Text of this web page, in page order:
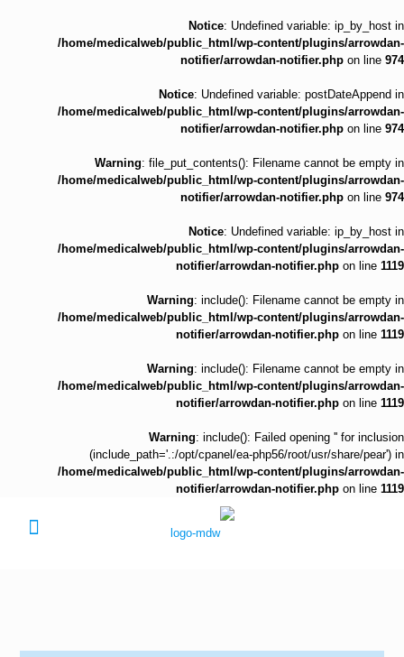
Notice: Undefined variable: ip_by_host in
/home/medicalweb/public_html/wp-content/plugins/arrowdan-
notifier/arrowdan-notifier.php on line 974
Notice: Undefined variable: postDateAppend in
/home/medicalweb/public_html/wp-content/plugins/arrowdan-
notifier/arrowdan-notifier.php on line 974
Warning: file_put_contents(): Filename cannot be empty in
/home/medicalweb/public_html/wp-content/plugins/arrowdan-
notifier/arrowdan-notifier.php on line 974
Notice: Undefined variable: ip_by_host in
/home/medicalweb/public_html/wp-content/plugins/arrowdan-
notifier/arrowdan-notifier.php on line 1119
Warning: include(): Filename cannot be empty in
/home/medicalweb/public_html/wp-content/plugins/arrowdan-
notifier/arrowdan-notifier.php on line 1119
Warning: include(): Filename cannot be empty in
/home/medicalweb/public_html/wp-content/plugins/arrowdan-
notifier/arrowdan-notifier.php on line 1119
Warning: include(): Failed opening '' for inclusion
(include_path='.:/opt/cpanel/ea-php56/root/usr/share/pear') in
/home/medicalweb/public_html/wp-content/plugins/arrowdan-
notifier/arrowdan-notifier.php on line 1119